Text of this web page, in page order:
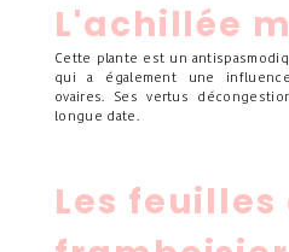
L'achillée
Cette plante est un
qui a également une
ovaires. Ses vertus
longue date.
Les feuilles